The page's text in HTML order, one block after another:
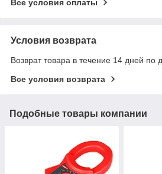
Все условия оплаты
Условия возврата
Возврат товара в течение 14 дней по
Все условия возврата
Подобные товары компании